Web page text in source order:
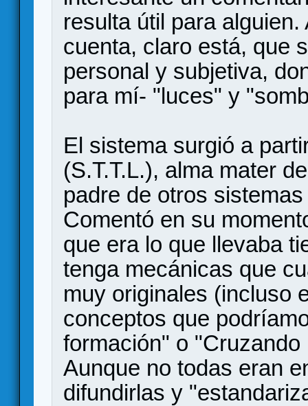
resulta útil para
cuenta, claro está, que
personal y subjetiva,
para mí- "luces" y
El sistema surgió a
(S.T.T.L.), alma mater
padre de otros
Comentó en su
que era lo que llevaba
tenga mecánicas que
muy originales (incluso
conceptos que
formación" o
Aunque no todas eran
difundirlas y